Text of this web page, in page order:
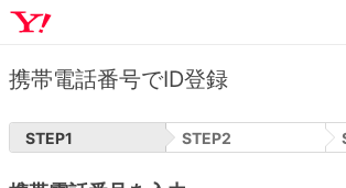
携帯電話番号でID登録
STEP1 STEP2